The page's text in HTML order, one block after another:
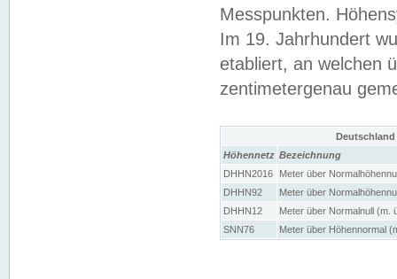
Messpunkten.
Im 19. Jahrhundert
etabliert, an welchen
zentimetergenau
Höhennetz Bezeichnung
DHHN2016
Meter über
DHHN92
Meter über
DHHN12
Meter über Normalnull (m.
SNN76
Meter über Höhennormal